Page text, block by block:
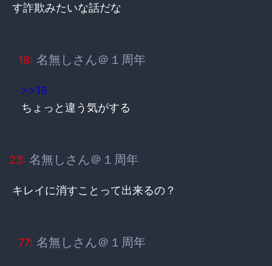
す詐欺みたいな話だな
18: 名無しさん＠１周年
>>16
ちょっと違う気がする
23: 名無しさん＠１周年
キレイに消すことって出来るの？
77: 名無しさん＠１周年